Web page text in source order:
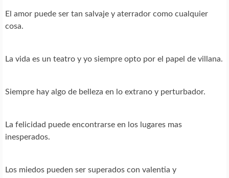
El amor puede ser tan salvaje y aterrador como cualquier
cosa.
La vida es un teatro y yo siempre opto por el papel de villana.
Siempre hay algo de belleza en lo extrano y perturbador.
La felicidad puede encontrarse en los lugares mas
inesperados.
Los miedos pueden ser superados con valentia y